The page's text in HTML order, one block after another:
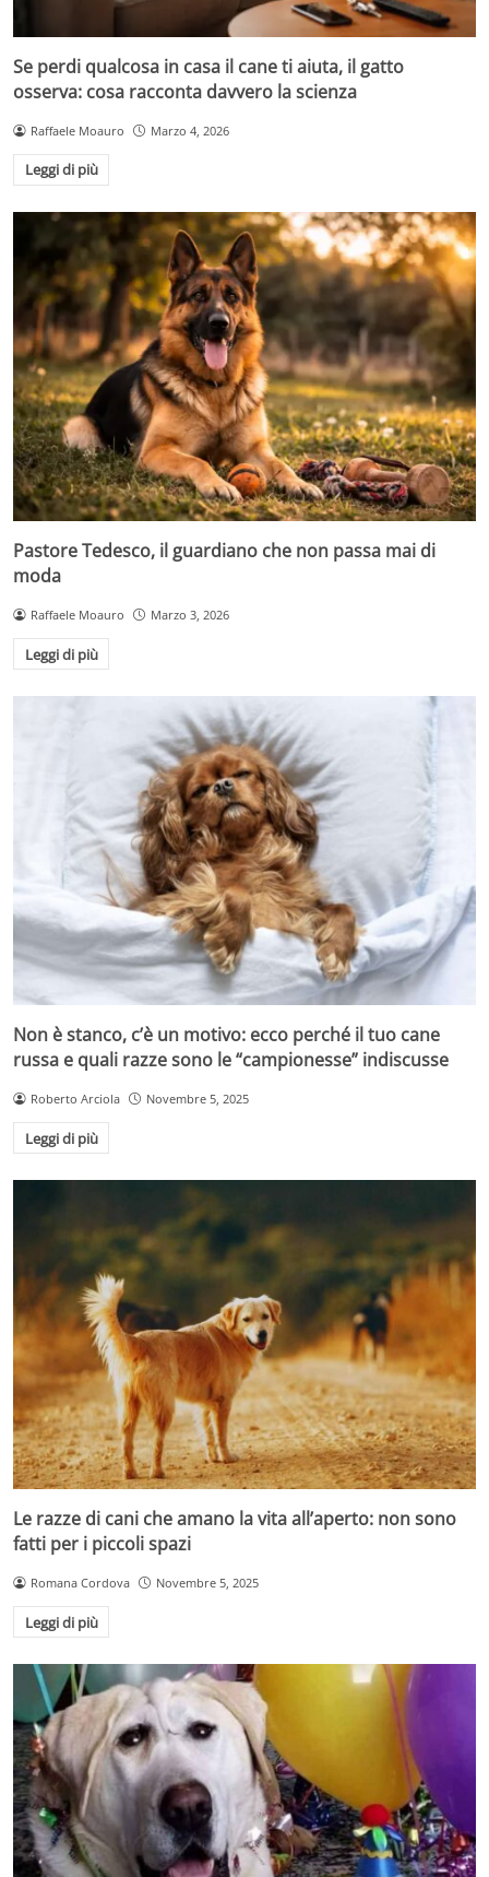
Se perdi qualcosa in casa il cane ti aiuta, il gatto
osserva: cosa racconta davvero la scienza
Raffaele Moauro Marzo 4, 2026
Leggi di più
Pastore Tedesco, il guardiano che non passa mai di
moda
Raffaele Moauro Marzo 3, 2026
Leggi di più
Non è stanco, c’è un motivo: ecco perché il tuo cane
russa e quali razze sono le “campionesse” indiscusse
Roberto Arciola Novembre 5, 2025
Leggi di più
Le razze di cani che amano la vita all’aperto: non sono
fatti per i piccoli spazi
Romana Cordova Novembre 5, 2025
Leggi di più